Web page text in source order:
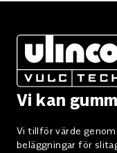
Vi kan
Vi tillför värde
beläggningar för